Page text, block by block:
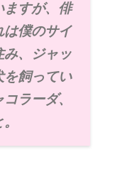
ますが、俳
は僕のサイ
み、ジャッ
を飼ってい
ラーダ、